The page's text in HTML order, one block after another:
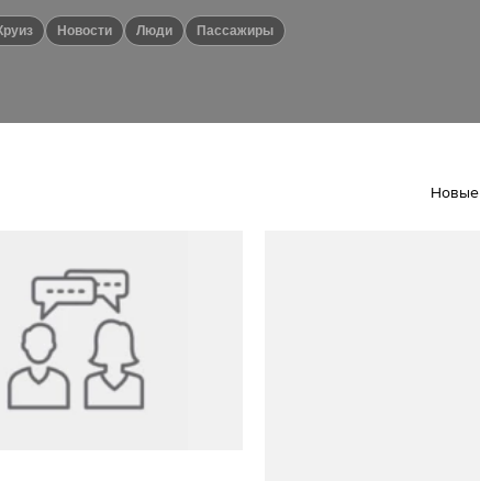
круиз новости люди Пассажиры
Новые